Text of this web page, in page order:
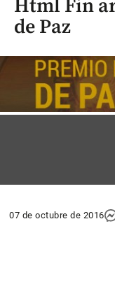
Html Fin
de Paz
07 de octubre de 2016